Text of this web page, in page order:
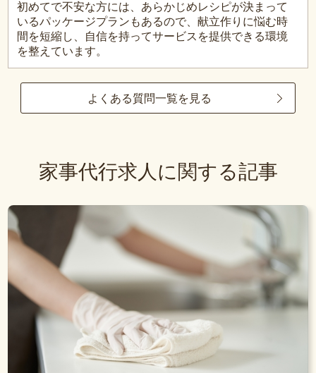
初めてで不安な方には、あらかじめレシピが決まって
いるパッケージプランもあるので、献立作りに悩む時
間を短縮し、自信を持ってサービスを提供できる環境
を整えています。
よくある質問一覧を見る
家事代行求人に関する記事